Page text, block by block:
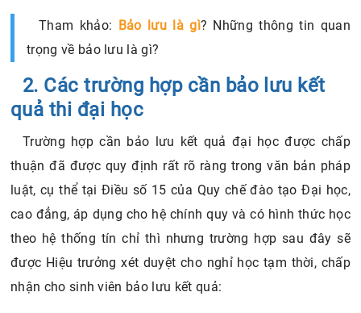
Tham khảo: Bảo lưu là gì? Những thông tin quan
trọng về bảo lưu là gì?
2. Các trường hợp cần bảo lưu kết
quả thi đại học
Trường hợp cần bảo lưu kết quả đại học được chấp
thuận đã được quy định rất rõ ràng trong văn bản pháp
luật, cụ thể tại Điều số 15 của Quy chế đào tạo Đại học,
cao đẳng, áp dụng cho hệ chính quy và có hình thức học
theo hệ thống tín chỉ thì nhưng trường hợp sau đây sẽ
được Hiệu trưởng xét duyệt cho nghỉ học tạm thời, chấp
nhận cho sinh viên bảo lưu kết quả: